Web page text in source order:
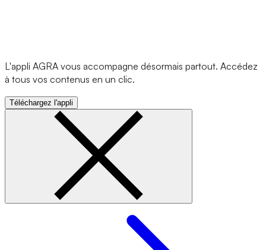
L'appli AGRA vous accompagne désormais partout. Accédez
à tous vos contenus en un clic.
Téléchargez l'appli